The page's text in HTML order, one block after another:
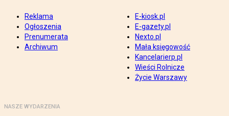
Reklama
Ogłoszenia
Prenumerata
Archiwum
E-kiosk.pl
E-gazety.pl
Nexto.pl
Mała księgowość
Kancelarierp.pl
Wieści Rolnicze
Życie Warszawy
NASZE WYDARZENIA